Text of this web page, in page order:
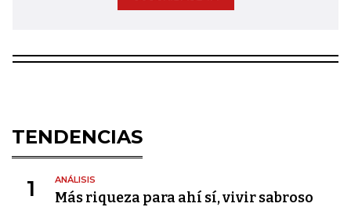
TENDENCIAS
1 ANÁLISIS
Más riqueza para ahí sí, vivir sabroso